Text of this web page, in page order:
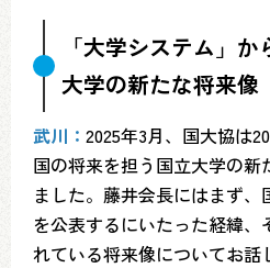
「大学システム」
大学の新たな将来像
武川： 2025年3月、国大協は
国の将来を担う国立大学の
ました。藤井会長にはまず
を公表するにいたった経緯、
れている将来像についてお話